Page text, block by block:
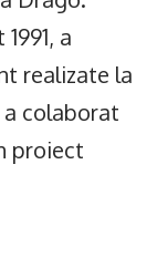
a
realizate la
colaborat
proiect